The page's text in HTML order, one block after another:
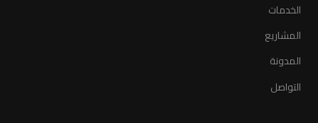
الخدمات
المشاريع
المدونة
التواصل